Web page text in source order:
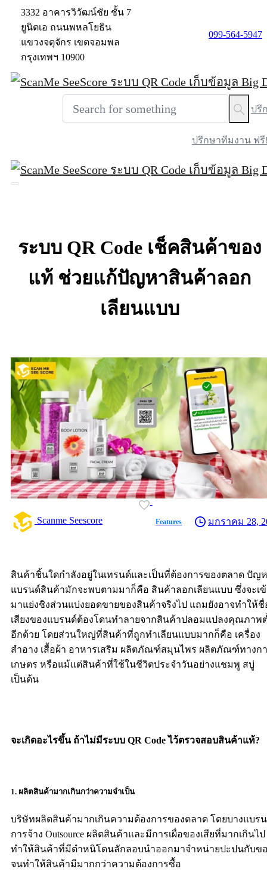
3332 อาคารวิวัฒน์ชัย ชั้น 7
ยูนิตเอ ถนนพหลโยธิน
แขวงจตุจักร เขตจอมพล
กรุงเทพฯ 10900
099-564-5947
ปรึ
ปรึกษาทีมงาน ฟรี
ระบบ QR Code เช็คสินค้าของ
แท้ ช่วยแก้ปัญหาสินค้าลอก
เลียนแบบ
-
Scanme Seescore
Features มกราคม 28,
สินค้าชิ้นใดกำลังอยู่ในเทรนด์และเป็นที่ต้องการของตลาด ปัญ
แบรนด์สินค้ามักจะพบตามมาก็คือ สินค้าลอกเลียนแบบ ซึ่งจะเ
มาแย่งชิงส่วนแบ่งยอดขายของสินค้าจริงไป แถมยังอาจทำให้ชื่
เสียงของแบรนด์ต้องโดนทำลายจากสินค้าปลอมแปลงคุณภาพ
อีกด้วย โดยส่วนใหญ่ที่สินค้าที่ถูกทำเลียนแบบมากก็คือ เครื่อง
สำอาง เสื้อผ้า อาหารเสริม ผลิตภัณฑ์สมุนไพร ผลิตภัณฑ์ทางก
เกษตร หรือแม้แต่สินค้าที่ใช้ในชีวิตประจำวันอย่างแชมพู สบู่
เป็นต้น
จะเกิดอะไรขึ้น ถ้าไม่มีระบบ QR Code ไว้ตรวจสอบสินค้าแท้?
1. ผลิตสินค้ามากเกินกว่าความจำเป็น
บริษัทผลิตสินค้ามากเกินความต้องการของตลาด โดยบางแบร
การจ้าง Outsource ผลิตสินค้าและมีการเผื่อของเสียที่มากเกินไป
ทำให้สินค้าที่มีตำหนิโดนลักลอบนำออกมาจำหน่ายปะปนกับข
จนทำให้สินค้ามีมากกว่าความต้องการซื้อ